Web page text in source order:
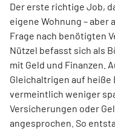
Der erste richtige Job,
eigene Wohnung –
Frage nach benötigten
Nützel befasst sich als
mit Geld und Finanzen.
Gleichaltrigen auf heiße
vermeintlich weniger
Versicherungen oder
angesprochen. So